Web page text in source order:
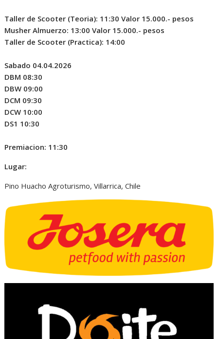
Taller de Scooter (Teoria): 11:30 Valor 15.000.- pesos
Musher Almuerzo: 13:00 Valor 15.000.- pesos
Taller de Scooter (Practica): 14:00
Sabado 04.04.2026
DBM 08:30
DBW 09:00
DCM 09:30
DCW 10:00
DS1 10:30
Premiacion: 11:30
Lugar:
Pino Huacho Agroturismo, Villarrica, Chile